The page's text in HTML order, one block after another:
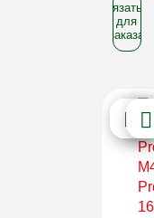
для
заказа